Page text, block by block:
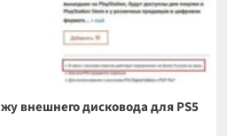
внешнего дисковода для PS5